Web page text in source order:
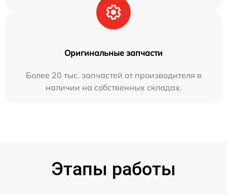
Оригинальные запчасти
Более 20 тыс. запчастей от производителя в
наличии на собственных складах.
Этапы работы